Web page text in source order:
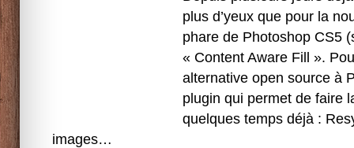
plus d’yeux que pour la
phare de Photoshop CS5
« Content Aware Fill ».
alternative open source à
plugin qui permet de faire
quelques temps déjà :
images…